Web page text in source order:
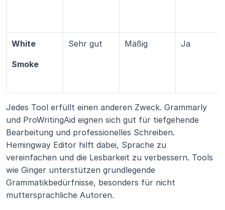
White
Smoke
Sehr gut Mäßig Ja
Jedes Tool erfüllt einen anderen Zweck. Grammarly
und ProWritingAid eignen sich gut für tiefgehende
Bearbeitung und professionelles Schreiben.
Hemingway Editor hilft dabei, Sprache zu
vereinfachen und die Lesbarkeit zu verbessern. Tools
wie Ginger unterstützen grundlegende
Grammatikbedürfnisse, besonders für nicht
muttersprachliche Autoren.